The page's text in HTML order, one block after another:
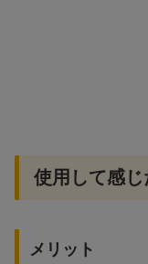
使用して感じ
メリット